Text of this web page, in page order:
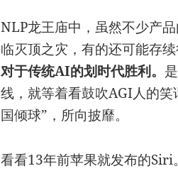
NLP龙王庙中，虽然不少产
临灭顶之灾，有的还可能存
对于传统AI的划时代胜利。
线，就等着看鼓吹AGI人的
国倾球”，所向披靡。
看看13年前苹果就发布的